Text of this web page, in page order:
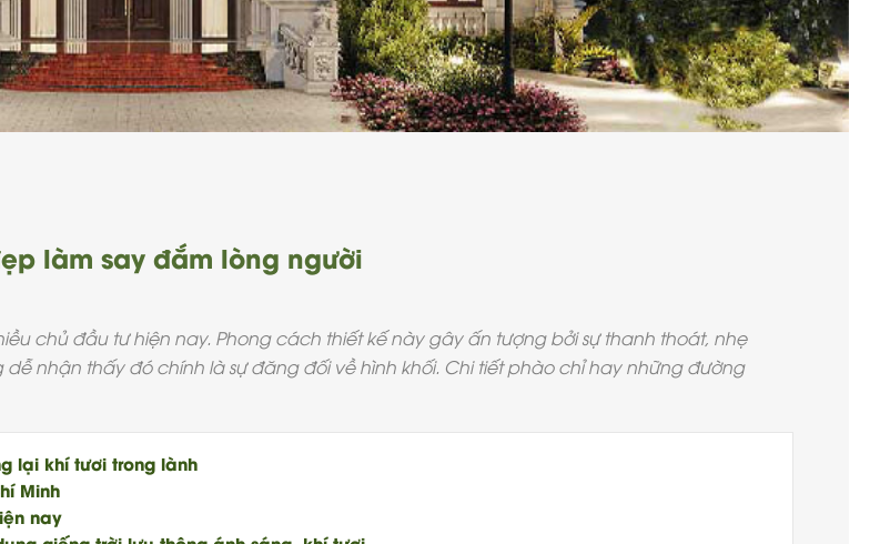
làm say đắm lòng người
chủ đầu tư hiện nay. Phong cách thiết kế này gây ấn tượng bởi sự thanh thoát, nhẹ
nhận thấy đó chính là sự đăng đối về hình khối. Chi tiết phào chỉ hay những đường
lại khí tươi trong lành
Minh
nay